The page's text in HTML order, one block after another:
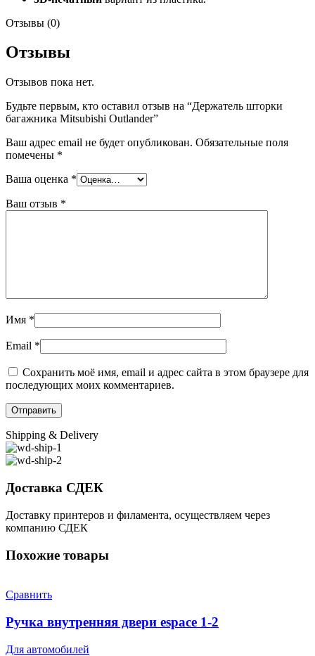
Отзывы (0)
Отзывы
Отзывов пока нет.
Будьте первым, кто оставил отзыв на “Держатель шторки
багажника Mitsubishi Outlander”
Ваш адрес email не будет опубликован. Обязательные поля
помечены *
Ваша оценка *
Ваш отзыв *
Имя *
Email *
Сохранить моё имя, email и адрес сайта в этом браузере для
последующих моих комментариев.
Shipping & Delivery
Доставка СДЕК
Доставку принтеров и филамента, осуществляем через
компанию СДЕК
Похожие товары
Сравнить
Ручка внутренняя двери espace 1-2
Для автомобилей